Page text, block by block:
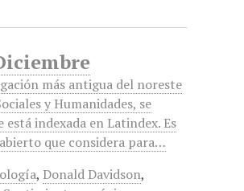
más antigua del noreste
y Humanidades, se
indexada en Latindex. Es
que considera para…
, Donald Davidson,